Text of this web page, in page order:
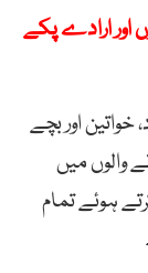
ارادے پکے
اور بچے
والوں میں
ہوئے تمام